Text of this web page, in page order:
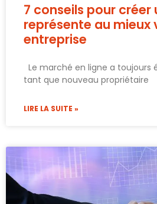
7 conseils pour créer
représente au mieux
entreprise
Le marché en ligne a
tant que nouveau propriétaire
LIRE LA SUITE »